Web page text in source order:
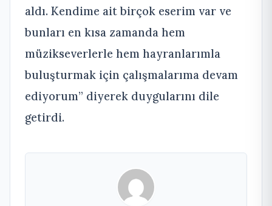
aldı. Kendime ait birçok eserim var ve
bunları en kısa zamanda hem
müzikseverlerle hem hayranlarımla
buluşturmak için çalışmalarıma devam
ediyorum” diyerek duygularını dile
getirdi.